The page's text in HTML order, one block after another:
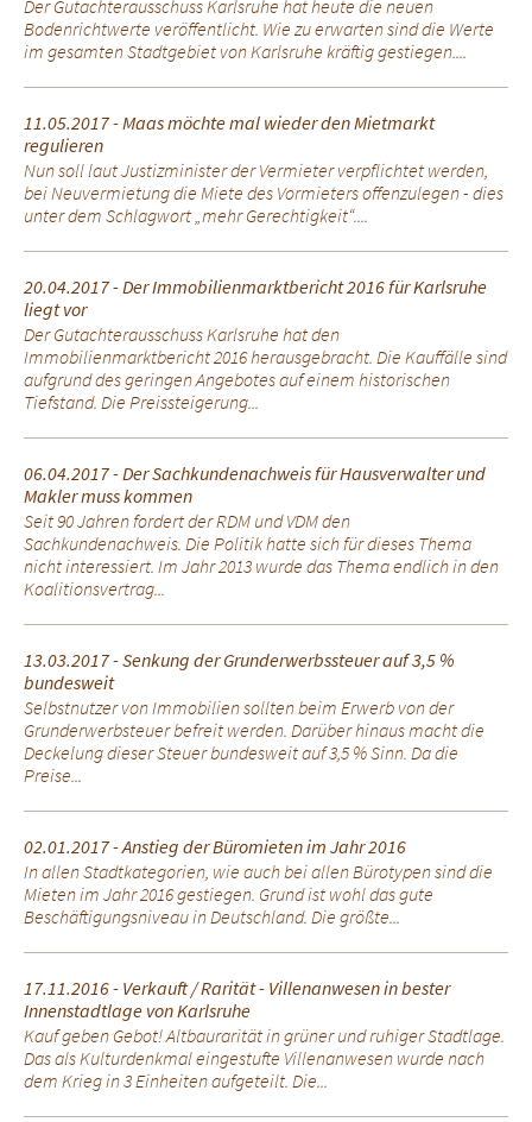
Der Gutachterausschuss Karlsruhe hat heute die neuen
Bodenrichtwerte veröffentlicht. Wie zu erwarten sind die Werte
im gesamten Stadtgebiet von Karlsruhe kräftig gestiegen....
11.05.2017 - Maas möchte mal wieder den Mietmarkt
regulieren
Nun soll laut Justizminister der Vermieter verpflichtet werden,
bei Neuvermietung die Miete des Vormieters offenzulegen - dies
unter dem Schlagwort „mehr Gerechtigkeit“....
20.04.2017 - Der Immobilienmarktbericht 2016 für Karlsruhe
liegt vor
Der Gutachterausschuss Karlsruhe hat den
Immobilienmarktbericht 2016 herausgebracht. Die Kauffälle sind
aufgrund des geringen Angebotes auf einem historischen
Tiefstand. Die Preissteigerung...
06.04.2017 - Der Sachkundenachweis für Hausverwalter und
Makler muss kommen
Seit 90 Jahren fordert der RDM und VDM den
Sachkundenachweis. Die Politik hatte sich für dieses Thema
nicht interessiert. Im Jahr 2013 wurde das Thema endlich in den
Koalitionsvertrag...
13.03.2017 - Senkung der Grunderwerbssteuer auf 3,5 %
bundesweit
Selbstnutzer von Immobilien sollten beim Erwerb von der
Grunderwerbsteuer befreit werden. Darüber hinaus macht die
Deckelung dieser Steuer bundesweit auf 3,5 % Sinn. Da die
Preise...
02.01.2017 - Anstieg der Büromieten im Jahr 2016
In allen Stadtkategorien, wie auch bei allen Bürotypen sind die
Mieten im Jahr 2016 gestiegen. Grund ist wohl das gute
Beschäftigungsniveau in Deutschland. Die größte...
17.11.2016 - Verkauft / Rarität - Villenanwesen in bester
Innenstadtlage von Karlsruhe
Kauf geben Gebot! Altbaurarität in grüner und ruhiger Stadtlage.
Das als Kulturdenkmal eingestufte Villenanwesen wurde nach
dem Krieg in 3 Einheiten aufgeteilt. Die...